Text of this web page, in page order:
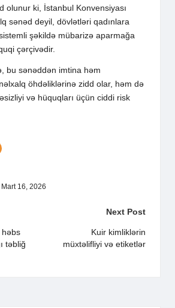
olunur ki, İstanbul Konvensiyası
sənəd deyil, dövlətləri qadınlara
sistemli şəkildə mübarizə aparmağa
çərçivədir.
bu sənəddən imtina həm
öhdəliklərinə zidd olar, həm də
və hüquqları üçün ciddi risk
16, 2026
həbs
təbliğ
Next Post
Kuir kimliklərin
müxtəlifliyi və etiketlər